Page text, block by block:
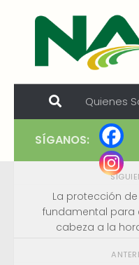
Skip to content
Quienes
SÍGANOS:
La protección
fundamental para
cabeza a la